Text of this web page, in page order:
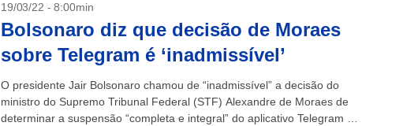
19/03/22 - 8:00min
Bolsonaro diz que decisão de Moraes
sobre Telegram é ‘inadmissível’
O presidente Jair Bolsonaro chamou de “inadmissível” a decisão do
ministro do Supremo Tribunal Federal (STF) Alexandre de Moraes de
determinar a suspensão “completa e integral” do aplicativo Telegram no